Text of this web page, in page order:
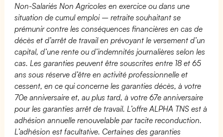
Non-Salariés Non Agricoles en exercice ou dans une
situation de cumul emploi – retraite souhaitant se
prémunir contre les conséquences financières en cas de
décès et d’arrêt de travail en prévoyant le versement d’un
capital, d’une rente ou d’indemnités journalières selon les
cas. Les garanties peuvent être souscrites entre 18 et 65
ans sous réserve d’être en activité professionnelle et
cessent, en ce qui concerne les garanties décès, à votre
70e anniversaire et, au plus tard, à votre 67e anniversaire
pour les garanties arrêt de travail. L’offre ALPHA TNS est à
adhésion annuelle renouvelable par tacite reconduction.
L’adhésion est facultative. Certaines des garanties